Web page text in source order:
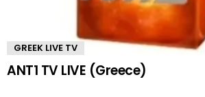
GREEK LIVE TV
ANT1 TV LIVE (Greece)